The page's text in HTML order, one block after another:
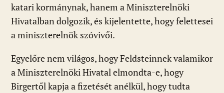
katari kormánynak, hanem a Miniszterelnöki
Hivatalban dolgozik, és kijelentette, hogy felettesei
a miniszterelnök szóvivői.
Egyelőre nem világos, hogy Feldsteinnek valamikor
a Miniszterelnöki Hivatal elmondta-e, hogy
Birgertől kapja a fizetését anélkül, hogy tudta